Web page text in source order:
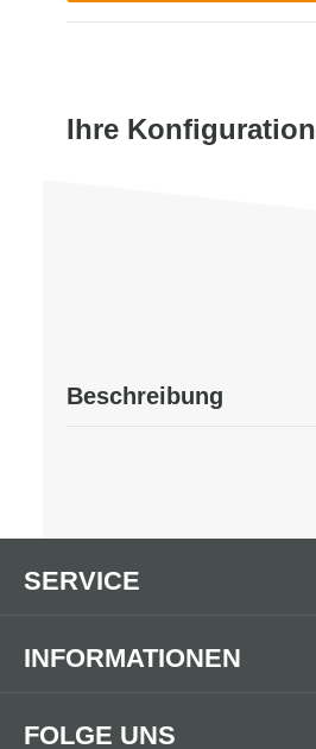
Ihre Konfiguration
Beschreibung
FOLGE UNS
SERVICE
INFORMATIONEN